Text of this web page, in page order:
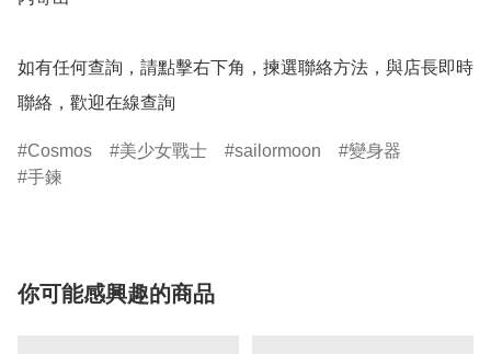
如有任何查詢，請點擊右下角，揀選聯絡方法，與店長即時
聯絡，歡迎在線查詢
Cosmos 美少女戰士 sailormoon
變身器
手鍊
你可能感興趣的商品